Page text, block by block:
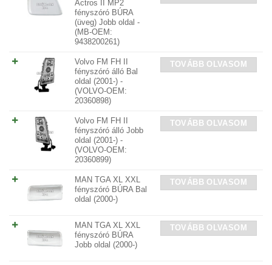
Actros II MP2
fényszóró BÚRA
(üveg) Jobb oldal -
(MB-OEM:
9438200261)
Volvo FM FH II
fényszóró álló Bal
oldal (2001-) -
(VOLVO-OEM:
20360898)
TOVÁBB OLVASOM
Volvo FM FH II
fényszóró álló Jobb
oldal (2001-) -
(VOLVO-OEM:
20360899)
TOVÁBB OLVASOM
MAN TGA XL XXL
fényszóró BÚRA Bal
oldal (2000-)
TOVÁBB OLVASOM
MAN TGA XL XXL
fényszóró BÚRA
Jobb oldal (2000-)
TOVÁBB OLVASOM